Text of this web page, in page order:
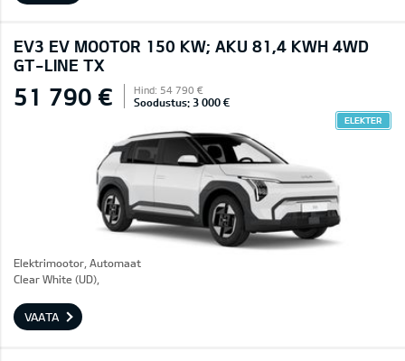
EV3 EV MOOTOR 150 KW; AKU 81,4 KWH 4WD
GT-LINE TX
51 790 € Hind: 54 790 €
Soodustus: 3 000 €
ELEKTER
Elektrimootor, Automaat
Clear White (UD),
VAATA